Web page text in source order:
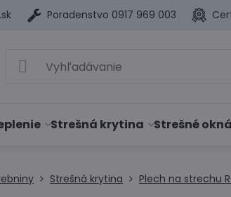
Poradenstvo 0917 969 003
Strešná krytina Strešné okná
Strešná krytina Plech na strechu